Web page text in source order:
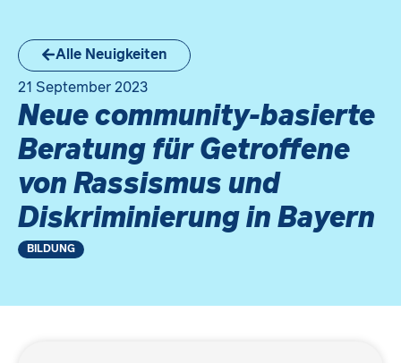
Alle Neuigkeiten
21 September 2023
Neue community-basierte
Beratung für Getroffene
von Rassismus und
Diskriminierung in Bayern
BILDUNG